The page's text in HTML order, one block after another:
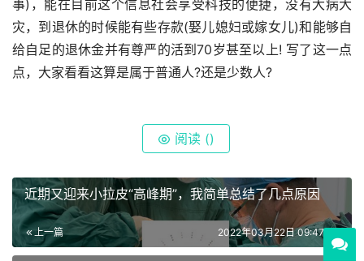
事)，能在目前这个信息社会享受科技的便捷，没有大病大
灾，到退休的时候能有些存款(娶儿媳妇或嫁女儿)和能够自
给自足的退休金并有尊严的活到70岁甚至以上! 写了这一点
点，大家看看这算是属于普通人?还是少数人?
阅读 ()
近期又迎来小拉皮“高峰期”，我简单总结了几点原因
上一篇 2022年03月22日 09:47:00